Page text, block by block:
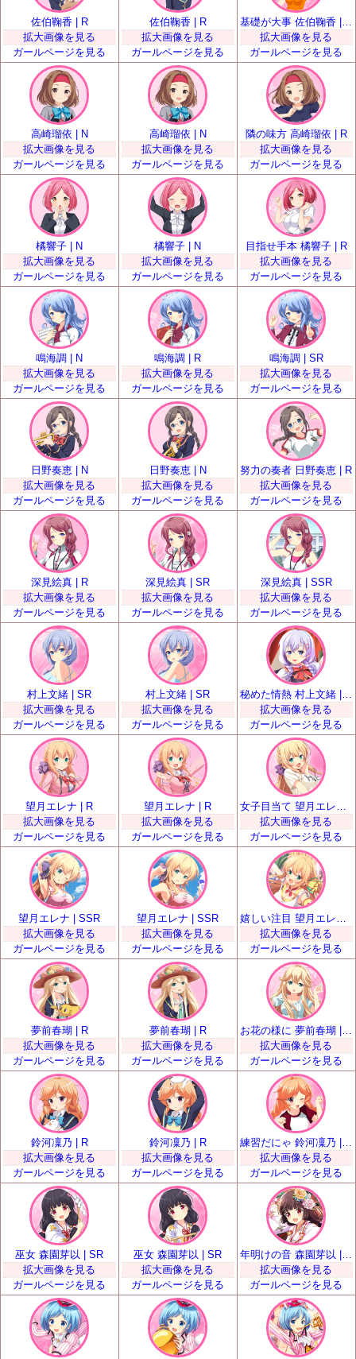
佐伯鞠香 | R
拡大画像を見る
ガールページを見る
佐伯鞠香 | R
拡大画像を見る
ガールページを見る
拡大画像を見る
ガールページを見る
高崎瑠依 | N
拡大画像を見る
ガールページを見る
高崎瑠依 | N
拡大画像を見る
ガールページを見る
隣の味方 高崎瑠依 | R
拡大画像を見る
ガールページを見る
橘響子 | N
拡大画像を見る
ガールページを見る
橘響子 | N
拡大画像を見る
ガールページを見る
目指せ手本 橘響子 | R
拡大画像を見る
ガールページを見る
鳴海調 | N
拡大画像を見る
ガールページを見る
鳴海調 | R
拡大画像を見る
ガールページを見る
鳴海調 | SR
拡大画像を見る
ガールページを見る
日野奏恵 | N
拡大画像を見る
ガールページを見る
日野奏恵 | N
拡大画像を見る
ガールページを見る
努力の奏者 日野奏恵 | R
拡大画像を見る
ガールページを見る
深見絵真 | R
拡大画像を見る
ガールページを見る
深見絵真 | SR
拡大画像を見る
ガールページを見る
深見絵真 | SSR
拡大画像を見る
ガールページを見る
村上文緒 | SR
拡大画像を見る
ガールページを見る
村上文緒 | SR
拡大画像を見る
ガールページを見る
拡大画像を見る
ガールページを見る
望月エレナ | R
拡大画像を見る
ガールページを見る
望月エレナ | R
拡大画像を見る
ガールページを見る
拡大画像を見る
ガールページを見る
望月エレナ | SSR
拡大画像を見る
ガールページを見る
望月エレナ | SSR
拡大画像を見る
ガールページを見る
拡大画像を見る
ガールページを見る
夢前春瑚 | R
拡大画像を見る
ガールページを見る
夢前春瑚 | R
拡大画像を見る
ガールページを見る
拡大画像を見る
ガールページを見る
鈴河凜乃 | R
拡大画像を見る
ガールページを見る
鈴河凜乃 | R
拡大画像を見る
ガールページを見る
拡大画像を見る
ガールページを見る
巫女 森園芽以 | SR
拡大画像を見る
ガールページを見る
巫女 森園芽以 | SR
拡大画像を見る
ガールページを見る
拡大画像を見る
ガールページを見る